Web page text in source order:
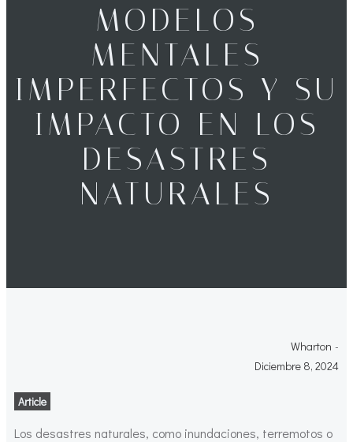
MODELOS
MENTALES
IMPERFECTOS Y SU
IMPACTO EN LOS
DESASTRES
NATURALES
Wharton -
Diciembre 8, 2024
Article
Los desastres naturales, como inundaciones, terremotos o